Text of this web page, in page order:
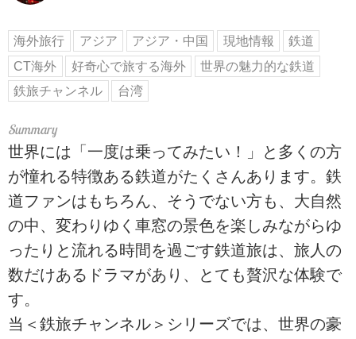
海外旅行 アジア アジア・中国 現地情報
鉄道
CT海外
好奇心で旅する海外
世界の魅力的な鉄道
鉄旅チャンネル
台湾
世界には「一度は乗ってみたい！」と多くの方
が憧れる特徴ある鉄道がたくさんあります。鉄
道ファンはもちろん、そうでない方も、大自然
の中、変わりゆく車窓の景色を楽しみながらゆ
ったりと流れる時間を過ごす鉄道旅は、旅人の
数だけあるドラマがあり、とても贅沢な体験で
す。
当＜鉄旅チャンネル＞シリーズでは、世界の豪